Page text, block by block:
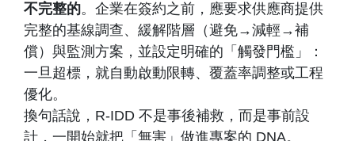
不完整的。企業在簽約之前，應要求供應商提供
完整的基線調查、緩解階層（避免→減輕→補
償）與監測方案，並設定明確的「觸發門檻」：
一旦超標，就自動啟動限轉、覆蓋率調整或工程
優化。
換句話說，R-IDD 不是事後補救，而是事前設
計，一開始就把「無害」做進專案的 DNA。